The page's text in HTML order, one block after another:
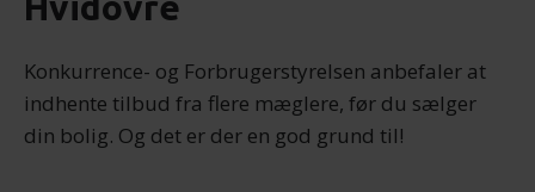
Konkurrence- og Forbrugerstyrelsen anbefaler at
indhente tilbud fra flere mæglere, før du sælger
din bolig. Og det er der en god grund til!